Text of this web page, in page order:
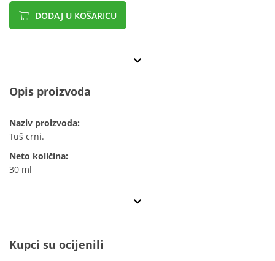
DODAJ U KOŠARICU
Opis proizvoda
Naziv proizvoda:
Tuš crni.
Neto količina:
30 ml
Kupci su ocijenili